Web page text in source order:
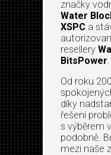
značky
Water
XSPC a
resellery
BitsPower.
Od roku
díky
řešení
s výběrem
podobně.
mezi naše